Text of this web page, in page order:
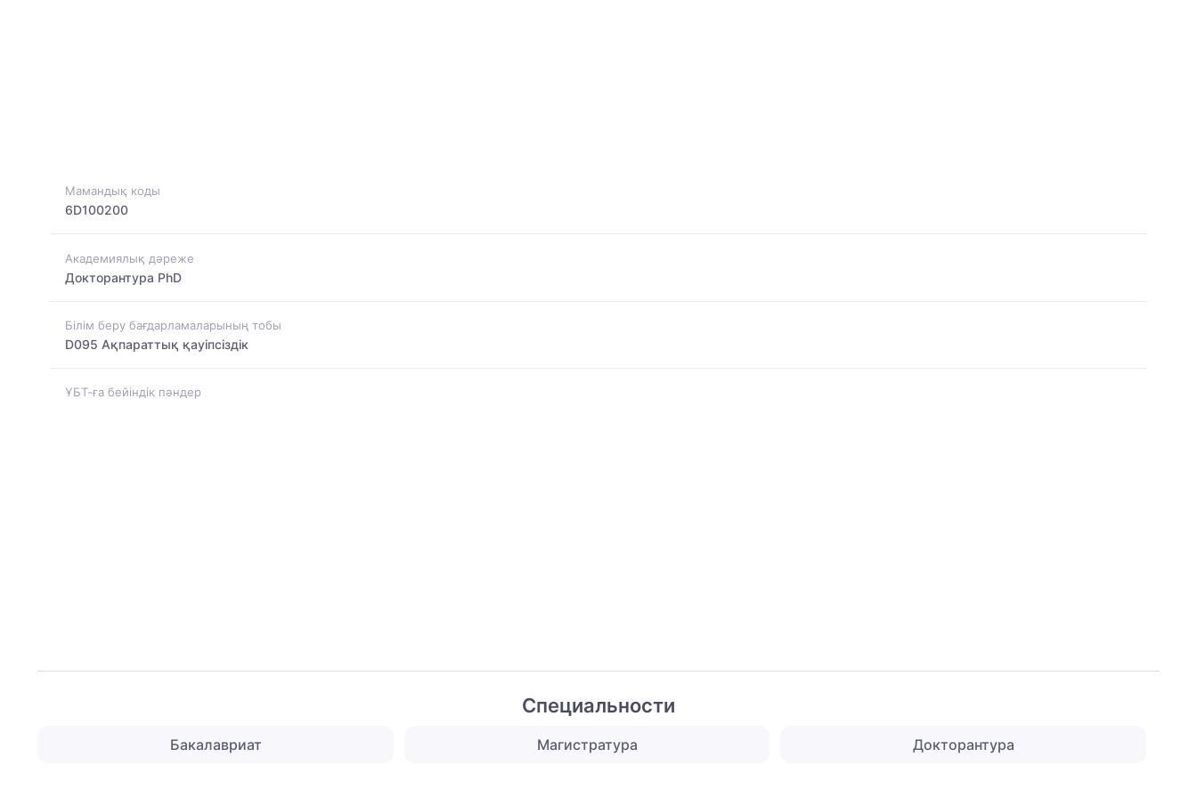
Мамандық коды
6D100200
Академиялық дәреже
Докторантура PhD
Білім беру бағдарламаларының тобы
D095 Ақпараттық қауіпсіздік
ҰБТ-ға бейіндік пәндер
Специальности
Бакалавриат Магистратура Докторантура